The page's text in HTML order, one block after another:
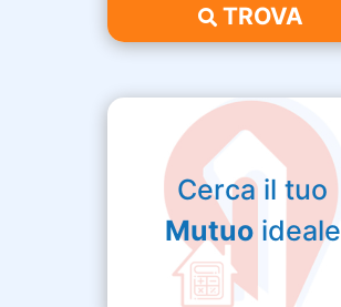
TROVA
Cerca il tuo
Mutuoideale